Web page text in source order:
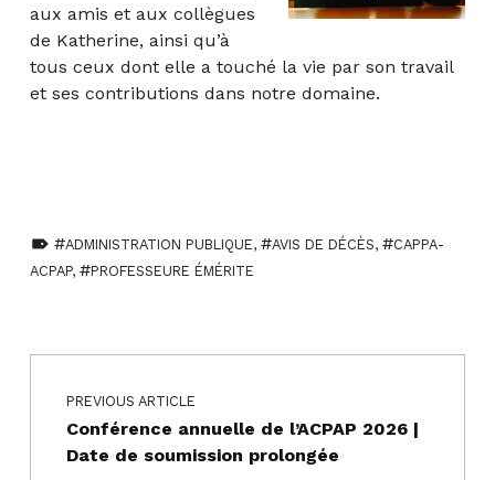
aux amis et aux collègues
de Katherine, ainsi qu’à
tous ceux dont elle a touché la vie par son travail
et ses contributions dans notre domaine.
ADMINISTRATION PUBLIQUE, AVIS DE DÉCÈS,
CAPPA-
ACPAP, PROFESSEURE ÉMÉRITE
Navigation de l’article
PREVIOUS ARTICLE
Conférence annuelle de l’ACPAP 2026 |
Date de soumission prolongée